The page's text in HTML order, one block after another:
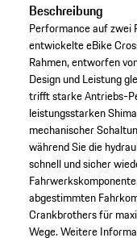
Beschreibung
Performance auf zwei
entwickelte eBike
Rahmen, entworfen
Design und Leistung
trifft starke Antriebs-
leistungsstarken
mechanischer
während Sie die
schnell und sicher
abgestimmten
Crankbrothers für
Wege. Weitere